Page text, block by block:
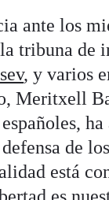
ante los
tribuna de
, y varios
Meritxell
ha
de
está